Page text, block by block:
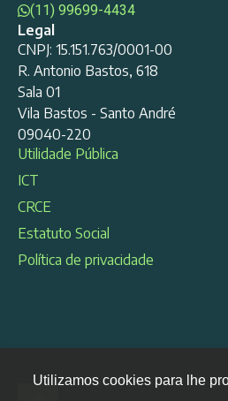
(11) 99699-4434
Legal
CNPJ: 15.151.763/0001-00
R. Antonio Bastos, 618
Sala 01
Vila Bastos - Santo André
09040-220
Utilidade Pública
ICT
CRCE
Estatuto Social
Política de privacidade
Utilizamos cookies para lhe